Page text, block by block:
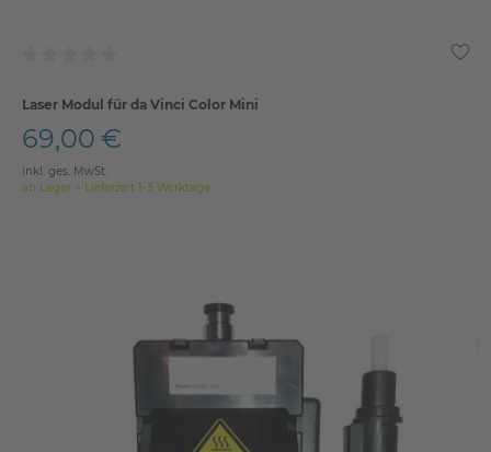
Laser Modul für da Vinci Color Mini
69,00 €
inkl. ges. MwSt.
ab Lager > Lieferzeit 1-3 Werktage